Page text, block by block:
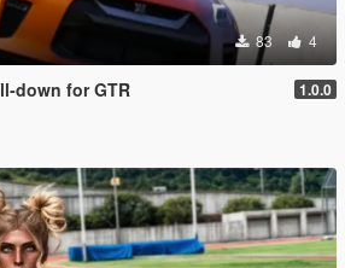
83 4
for GTR 1.0.0